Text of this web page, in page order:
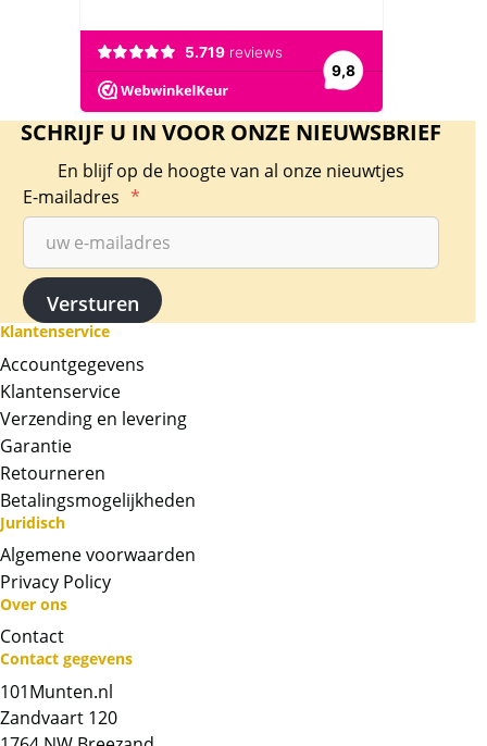
Chat met ons
SCHRIJF U IN VOOR ONZE NIEUWSBRIEF
En blijf op de hoogte van al onze nieuwtjes
E-mailadres *
Klantenservice
Accountgegevens
Klantenservice
Verzending en levering
Garantie
Retourneren
Betalingsmogelijkheden
Juridisch
Algemene voorwaarden
Privacy Policy
Over ons
Contact
Contact gegevens
101Munten.nl
Zandvaart 120